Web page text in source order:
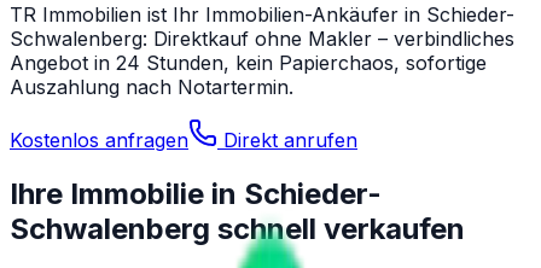
TR Immobilien ist Ihr Immobilien-Ankäufer in Schieder-
Schwalenberg: Direktkauf ohne Makler – verbindliches
Angebot in 24 Stunden, kein Papierchaos, sofortige
Auszahlung nach Notartermin.
Kostenlos anfragen Direkt anrufen
Ihre Immobilie in Schieder-
Schwalenberg schnell verkaufen